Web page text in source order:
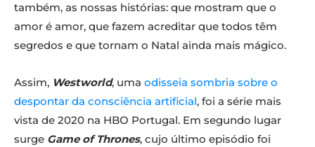
também, as nossas histórias: que mostram que o
amor é amor, que fazem acreditar que todos têm
segredos e que tornam o Natal ainda mais mágico.
Assim, Westworld, uma odisseia sombria sobre o
despontar da consciência artificial, foi a série mais
vista de 2020 na HBO Portugal. Em segundo lugar
surge Game of Thrones, cujo último episódio foi